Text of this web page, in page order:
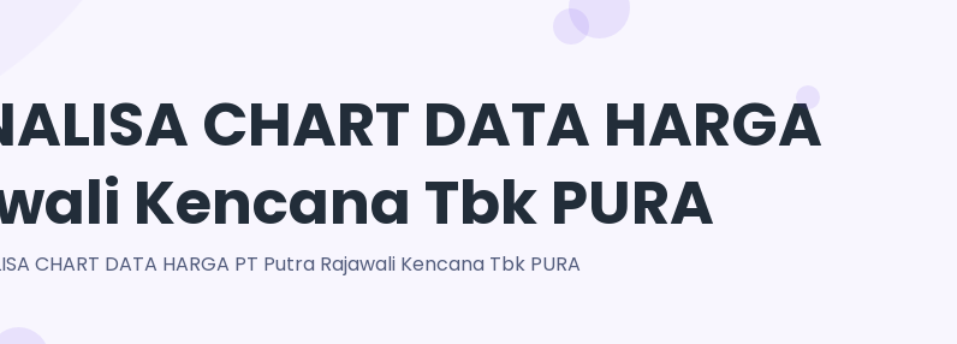
CHART DATA HARGA
Kencana Tbk PURA
CHART DATA HARGA PT Putra Rajawali Kencana Tbk PURA